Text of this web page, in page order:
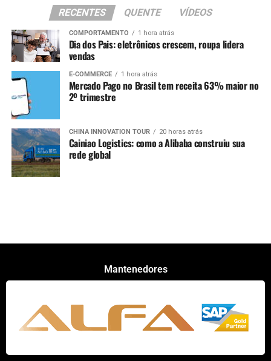
RECENTES QUENTE VÍDEOS
COMPORTAMENTO 1 hora atrás
Dia dos Pais: eletrônicos crescem, roupa lidera
vendas
E-COMMERCE 1 hora atrás
Mercado Pago no Brasil tem receita 63% maior no
2º trimestre
CHINA INNOVATION TOUR 20 horas atrás
Cainiao Logistics: como a Alibaba construiu sua
rede global
Mantenedores